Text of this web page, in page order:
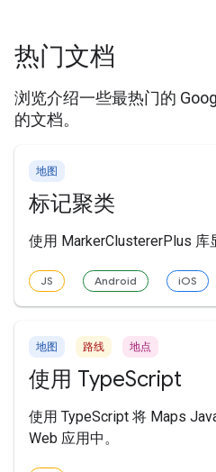
热门文档
浏览介绍一些最热门的
的文档。
地图
标记聚类
使用 MarkerClustererPlus 库
JS Android iOS
地图 路线 地点
使用 TypeScript
使用 TypeScript 将 Maps
Web 应用中。